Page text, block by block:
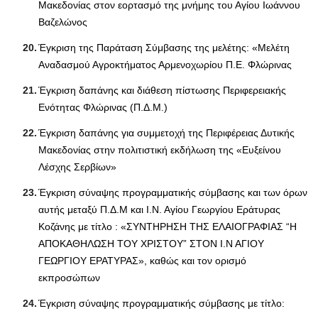
Μακεδονίας στον εορτασμό της μνήμης του Αγίου Ιωάννου
Βαζελώνος
Έγκριση της Παράταση Σύμβασης της μελέτης: «Μελέτη
Αναδασμού Αγροκτήματος Αρμενοχωρίου Π.Ε. Φλώρινας
Έγκριση δαπάνης και διάθεση πίστωσης Περιφερειακής
Ενότητας Φλώρινας (Π.Δ.Μ.)
Έγκριση δαπάνης για συμμετοχή της Περιφέρειας Δυτικής
Μακεδονίας στην πολιτιστική εκδήλωση της «Ευξείνου
Λέσχης Σερβίων»
Έγκριση σύναψης προγραμματικής σύμβασης και των όρων
αυτής μεταξύ Π.Δ.Μ και Ι.Ν. Αγίου Γεωργίου Εράτυρας
Κοζάνης με τίτλο : «ΣΥΝΤΗΡΗΣΗ ΤΗΣ ΕΛΑΙΟΓΡΑΦΙΑΣ “Η
ΑΠΟΚΑΘΗΛΩΣΗ ΤΟΥ ΧΡΙΣΤΟΥ” ΣΤΟΝ Ι.Ν ΑΓΙΟΥ
ΓΕΩΡΓΙΟΥ ΕΡΑΤΥΡΑΣ», καθώς και τον ορισμό
εκπροσώπων
Έγκριση σύναψης προγραμματικής σύμβασης με τίτλο: